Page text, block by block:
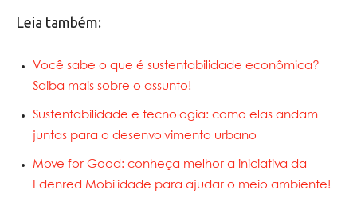
Leia também:
Você sabe o que é sustentabilidade econômica?
Saiba mais sobre o assunto!
Sustentabilidade e tecnologia: como elas andam
juntas para o desenvolvimento urbano
Move for Good: conheça melhor a iniciativa da
Edenred Mobilidade para ajudar o meio ambiente!